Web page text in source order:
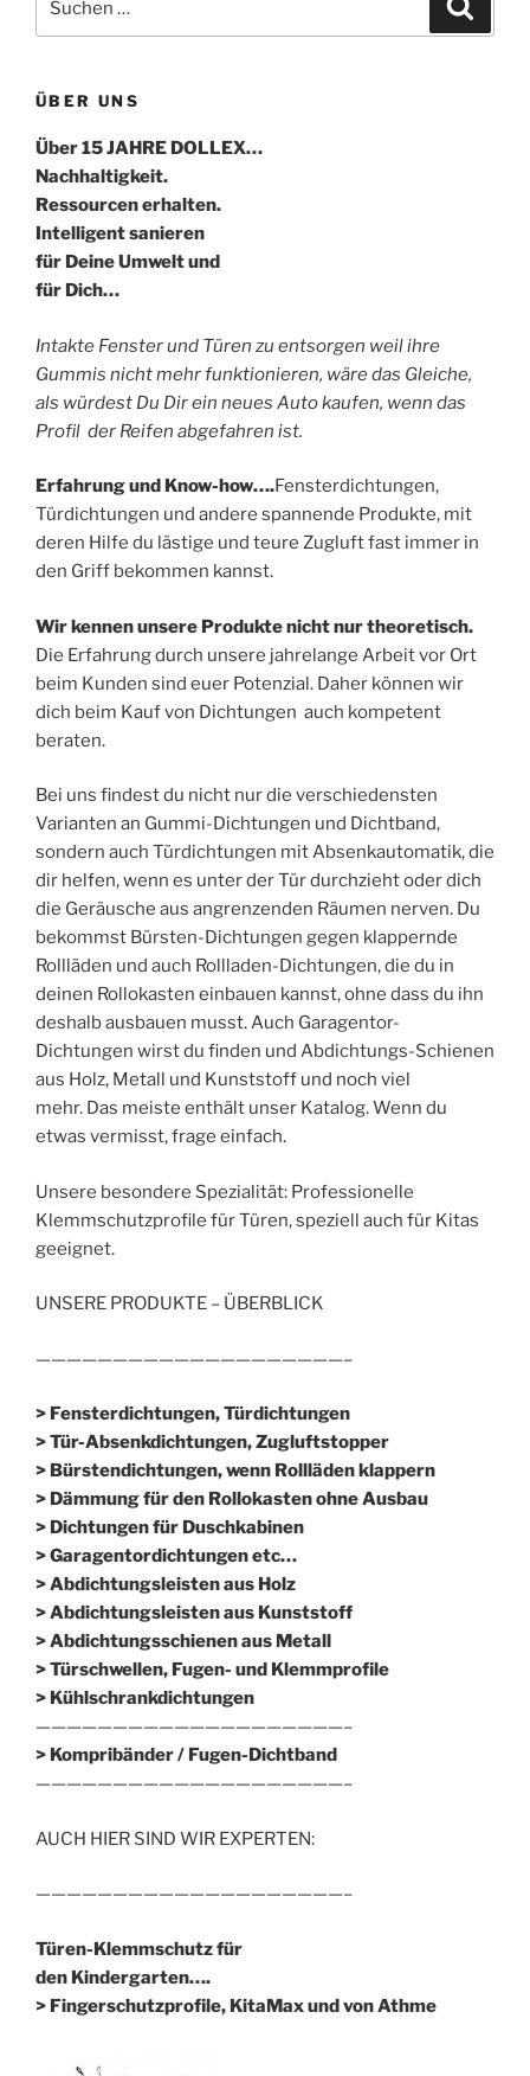
nach:
ÜBER UNS
Über 15 JAHRE DOLLEX…
Nachhaltigkeit.
Ressourcen erhalten.
Intelligent sanieren
für Deine Umwelt und
für Dich…
Intakte Fenster und Türen zu entsorgen weil ihre
Gummis nicht mehr funktionieren, wäre das Gleiche,
als würdest Du Dir ein neues Auto kaufen, wenn das
Profil der Reifen abgefahren ist.
Erfahrung und Know-how….Fensterdichtungen,
Türdichtungen und andere spannende Produkte, mit
deren Hilfe du lästige und teure Zugluft fast immer in
den Griff bekommen kannst.
Wir kennen unsere Produkte nicht nur theoretisch.
Die Erfahrung durch unsere jahrelange Arbeit vor Ort
beim Kunden sind euer Potenzial. Daher können wir
dich beim Kauf von Dichtungen auch kompetent
beraten.
Bei uns findest du nicht nur die verschiedensten
Varianten an Gummi-Dichtungen und Dichtband,
sondern auch Türdichtungen mit Absenkautomatik, die
dir helfen, wenn es unter der Tür durchzieht oder dich
die Geräusche aus angrenzenden Räumen nerven. Du
bekommst Bürsten-Dichtungen gegen klappernde
Rollläden und auch Rollladen-Dichtungen, die du in
deinen Rollokasten einbauen kannst, ohne dass du ihn
deshalb ausbauen musst. Auch Garagentor-
Dichtungen wirst du finden und Abdichtungs-Schienen
aus Holz, Metall und Kunststoff und noch viel
mehr. Das meiste enthält unser Katalog. Wenn du
etwas vermisst, frage einfach.
Unsere besondere Spezialität: Professionelle
Klemmschutzprofile für Türen, speziell auch für Kitas
geeignet.
UNSERE PRODUKTE – ÜBERBLICK
————————————————————–
> Fensterdichtungen, Türdichtungen
> Tür-Absenkdichtungen, Zugluftstopper
> Bürstendichtungen, wenn Rollläden klappern
> Dämmung für den Rollokasten ohne Ausbau
> Dichtungen für Duschkabinen
> Garagentordichtungen etc…
> Abdichtungsleisten aus Holz
> Abdichtungsleisten aus Kunststoff
> Abdichtungsschienen aus Metall
> Türschwellen, Fugen- und Klemmprofile
> Kühlschrankdichtungen
————————————————————–
> Kompribänder / Fugen-Dichtband
————————————————————–
AUCH HIER SIND WIR EXPERTEN:
————————————————————–
Türen-Klemmschutz für
den Kindergarten….
> Fingerschutzprofile, KitaMax und von Athme